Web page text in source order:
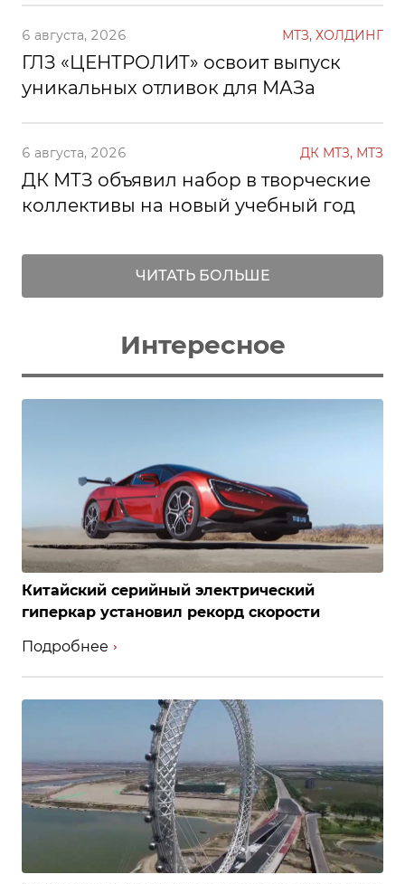
6 августа, 2026 МТЗ, ХОЛДИНГ
ГЛЗ «ЦЕНТРОЛИТ» освоит выпуск
уникальных отливок для МАЗа
6 августа, 2026 ДК МТЗ, МТЗ
ДК МТЗ объявил набор в творческие
коллективы на новый учебный год
ЧИТАТЬ БОЛЬШЕ
Интересное
Китайский серийный электрический
гиперкар установил рекорд скорости
Подробнее